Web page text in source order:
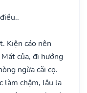
Kiện cáo nên
của, đi hướng
ngừa cãi cọ.
làm chậm, lâu la